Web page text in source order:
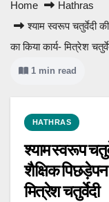
Home
Hathras
श्याम स्वरूप चतुर्वेदी
का किया कार्य- मित्रेश
1 min read
HATHRAS
श्याम स्वरूप
शैक्षिक
मित्रेश चतुर्वेदी